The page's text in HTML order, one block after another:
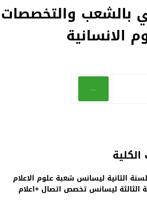
الثانية ليسانس شعبة علوم الاعلام
الثالثة ليسانس تخصص اتصال +اعلام
بالشعب والتخصصات
الانسانية
....